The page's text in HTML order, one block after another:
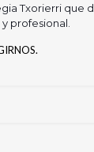
Txorierri que
profesional.